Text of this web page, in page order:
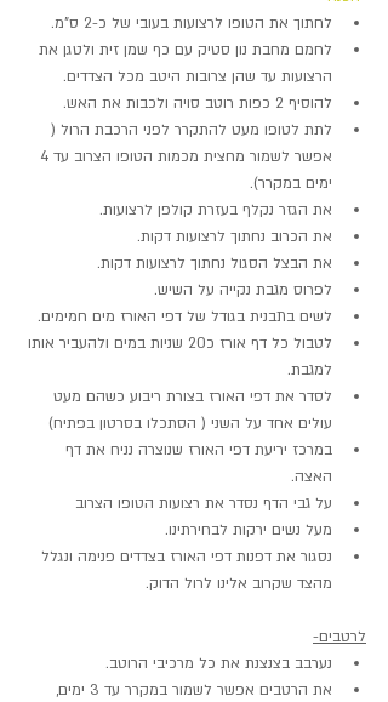
לחתוך את הטופו לרצועות בעובי של כ-2 ס"מ.
לחמם מחבת נון סטיק עם כף שמן זית ולטגן את
הרצועות עד שהן צרובות היטב מכל הצדדים.
להוסיף 2 כפות רוטב סויה ולכבות את האש.
לתת לטופו מעט להתקרר לפני הרכבת הרול (
ימים במקרר).
את הגזר נקלף בעזרת קולפן לרצועות.
את הכרוב נחתוך לרצועות דקות.
את הבצל הסגול נחתוך לרצועות דקות.
לפרוס מגבת נקייה על השיש.
לשים בתבנית בגודל של דפי האורז מים חמימים.
לטבול כל דף אורז כ20 שניות במים ולהעביר אותו
למגבת.
לסדר את דפי האורז בצורת ריבוע כשהם מעט
עולים אחד על השני ( הסתכלו בסרטון בפתיח)
במרכז יריעת דפי האורז שנוצרה נניח את דף
האצה.
על גבי הדף נסדר את רצועות הטופו הצרוב
מעל נשים ירקות לבחירתינו.
נסגור את דפנות דפי האורז בצדדים פנימה ונגלל
מהצד שקרוב אלינו לרול הדוק.
לרטבים-
נערבב בצנצנת את כל מרכיבי הרוטב.
את הרטבים אפשר לשמור במקרר עד 3 ימים,